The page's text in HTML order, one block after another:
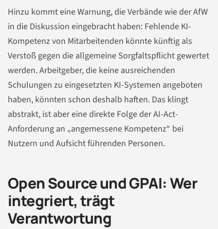
Hinzu kommt eine Warnung, die Verbände wie der AfW
in die Diskussion eingebracht haben: Fehlende KI-
Kompetenz von Mitarbeitenden könnte künftig als
Verstoß gegen die allgemeine Sorgfaltspflicht gewertet
werden. Arbeitgeber, die keine ausreichenden
Schulungen zu eingesetzten KI-Systemen angeboten
haben, könnten schon deshalb haften. Das klingt
abstrakt, ist aber eine direkte Folge der AI-Act-
Anforderung an „angemessene Kompetenz“ bei
Nutzern und Aufsicht führenden Personen.
Open Source und GPAI: Wer
integriert, trägt
Verantwortung